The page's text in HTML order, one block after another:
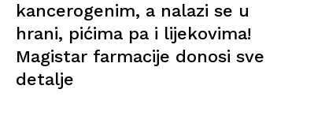
kancerogenim, a nalazi se u
hrani, pićima pa i lijekovima!
Magistar farmacije donosi sve
detalje